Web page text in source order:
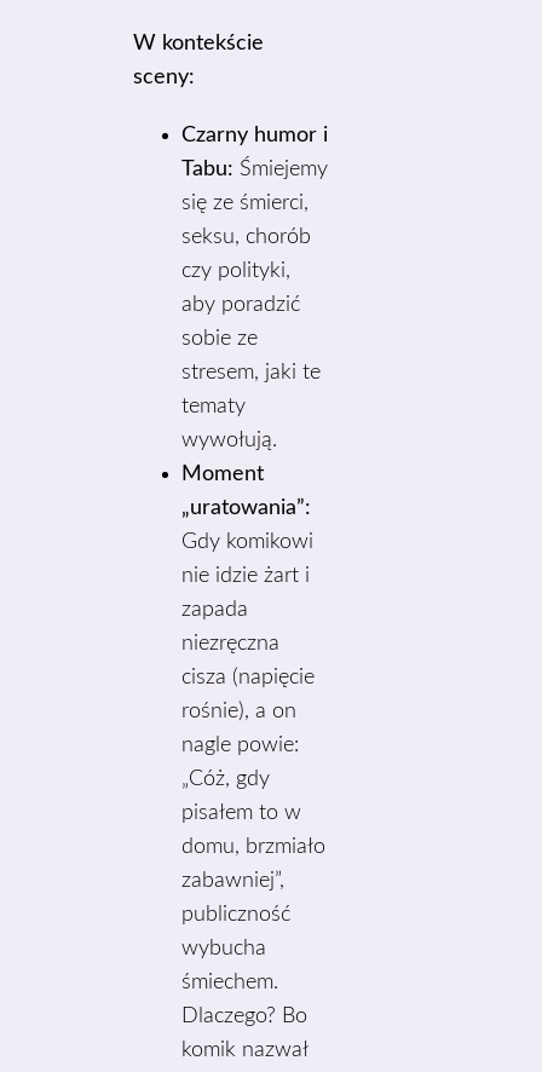
W kontekście
sceny:
Czarny humor i
Tabu: Śmiejemy
się ze śmierci,
seksu, chorób
czy polityki,
aby poradzić
sobie ze
stresem, jaki te
tematy
wywołują.
Moment
„uratowania”:
Gdy komikowi
nie idzie żart i
zapada
niezręczna
cisza (napięcie
rośnie), a on
nagle powie:
„Cóż, gdy
pisałem to w
domu, brzmiało
zabawniej”,
publiczność
wybucha
śmiechem.
Dlaczego? Bo
komik nazwał